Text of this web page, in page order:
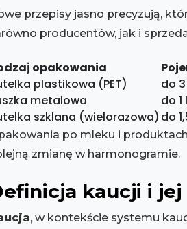
przepisy jasno precyzują,
producentów, jak i
opakowania
plastikowa (PET)
do
metalowa
do
szklana (wielorazowa) do
po mleku i
zmianę w harmonogramie.
kaucji i jej
, w kontekście systemu